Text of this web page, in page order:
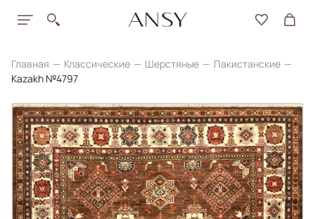
Главная Классические Шерстяные
Пакистанские
Kazakh №4797